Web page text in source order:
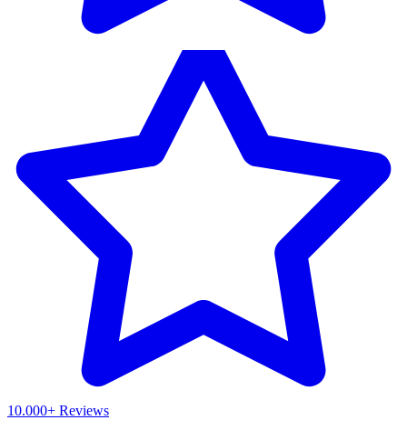
10.000+ Reviews